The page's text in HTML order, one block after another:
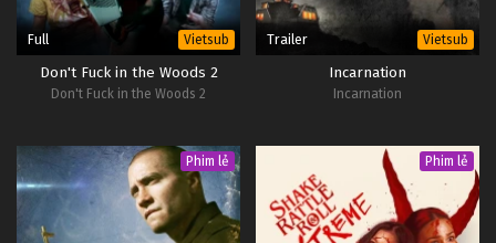
Full Vietsub
Don't Fuck in the Woods 2
Don't Fuck in the Woods 2
Trailer Vietsub
Incarnation
Incarnation
Phim lẻ Phim lẻ